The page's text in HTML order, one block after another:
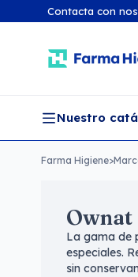
Contacta con
Nuestro
Farma Higiene>
Ownat
La gama de
especiales.
sin